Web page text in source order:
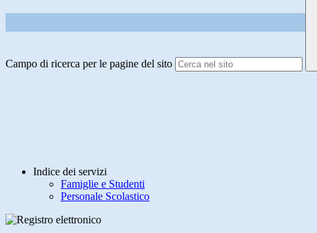
Campo di ricerca per le pagine del sito
Indice dei servizi
Famiglie e Studenti
Personale Scolastico